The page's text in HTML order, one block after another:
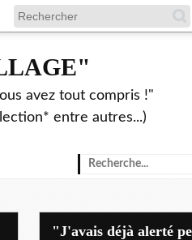
avez tout compris !"
entre autres...)
"J'avais déjà alerté pendant les